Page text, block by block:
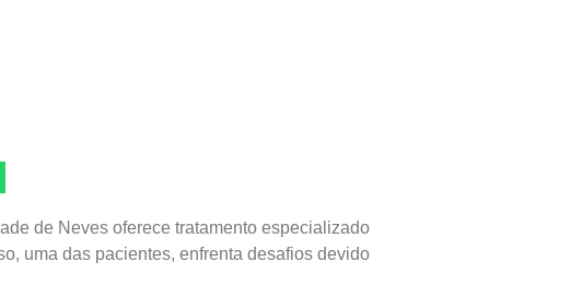
de Neves oferece tratamento especializado
uma das pacientes, enfrenta desafios devido